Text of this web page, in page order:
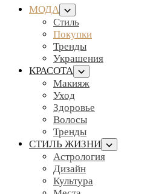
МОДА
Стиль
Покупки
Тренды
Украшения
КРАСОТА
Макияж
Уход
Здоровье
Волосы
Тренды
СТИЛЬ ЖИЗНИ
Астрология
Дизайн
Культура